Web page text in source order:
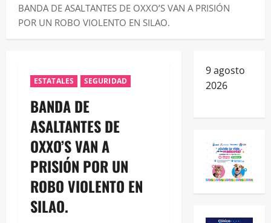
BANDA DE ASALTANTES DE OXXO’S VAN A PRISIÓN
POR UN ROBO VIOLENTO EN SILAO.
ESTATALES SEGURIDAD
BANDA DE
ASALTANTES DE
OXXO’S VAN A
PRISIÓN POR UN
ROBO VIOLENTO EN
SILAO.
9 agosto
2026